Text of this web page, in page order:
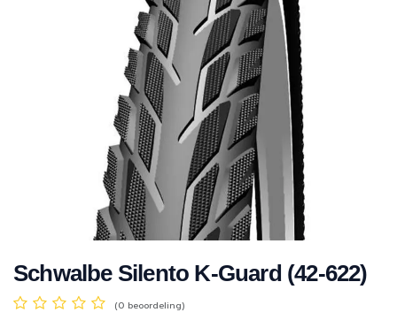
Schwalbe Silento K-Guard (42-622)
(0 beoordeling)